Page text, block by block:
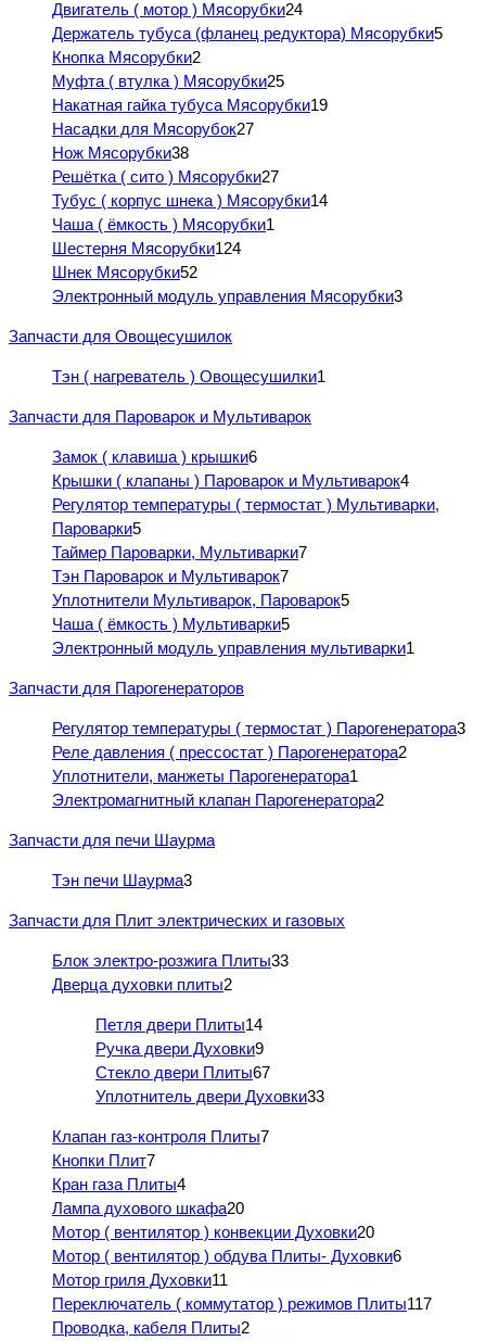
Двигатель ( мотор ) Мясорубки24
Держатель тубуса (фланец редуктора) Мясорубки5
Кнопка Мясорубки2
Муфта ( втулка ) Мясорубки25
Накатная гайка тубуса Мясорубки19
Насадки для Мясорубок27
Нож Мясорубки38
Решётка ( сито ) Мясорубки27
Тубус ( корпус шнека ) Мясорубки14
Чаша ( ёмкость ) Мясорубки1
Шестерня Мясорубки124
Шнек Мясорубки52
Электронный модуль управления Мясорубки3
Запчасти для Овощесушилок
Тэн ( нагреватель ) Овощесушилки1
Запчасти для Пароварок и Мультиварок
Замок ( клавиша ) крышки6
Крышки ( клапаны ) Пароварок и Мультиварок4
Регулятор температуры ( термостат ) Мультиварки,
Пароварки5
Таймер Пароварки, Мультиварки7
Тэн Пароварок и Мультиварок7
Уплотнители Мультиварок, Пароварок5
Чаша ( ёмкость ) Мультиварки5
Электронный модуль управления мультиварки1
Запчасти для Парогенераторов
Регулятор температуры ( термостат ) Парогенератора3
Реле давления ( прессостат ) Парогенератора2
Уплотнители, манжеты Парогенератора1
Электромагнитный клапан Парогенератора2
Запчасти для печи Шаурма
Тэн печи Шаурма3
Запчасти для Плит электрических и газовых
Блок электро-розжига Плиты33
Дверца духовки плиты2
Петля двери Плиты14
Ручка двери Духовки9
Стекло двери Плиты67
Уплотнитель двери Духовки33
Клапан газ-контроля Плиты7
Кнопки Плит7
Кран газа Плиты4
Лампа духового шкафа20
Мотор ( вентилятор ) конвекции Духовки20
Мотор ( вентилятор ) обдува Плиты- Духовки6
Мотор гриля Духовки11
Переключатель ( коммутатор ) режимов Плиты117
Проводка, кабеля Плиты2